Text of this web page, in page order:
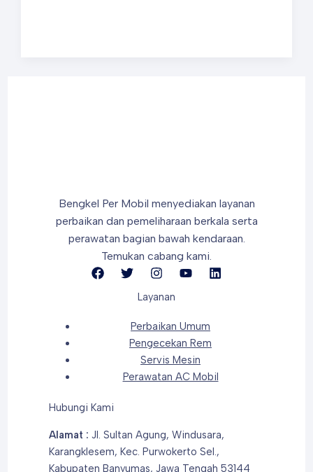
Bengkel Per Mobil menyediakan layanan
perbaikan dan pemeliharaan berkala serta
perawatan bagian bawah kendaraan.
Temukan cabang kami.
Layanan
Perbaikan Umum
Pengecekan Rem
Servis Mesin
Perawatan AC Mobil
Hubungi Kami
Alamat : Jl. Sultan Agung, Windusara,
Karangklesem, Kec. Purwokerto Sel.,
Kabupaten Banyumas, Jawa Tengah 53144